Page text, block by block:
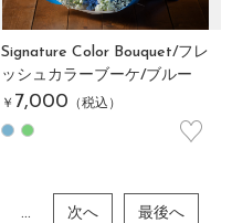
Signature Color Bouquet/フレ
ッシュカラーブーケ/ブルー
￥ 7,000 （税込）
♡
... 次へ 最後へ